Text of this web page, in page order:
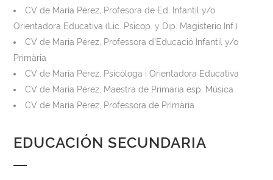
CV de María Pérez, Profesora de Ed. Infantil y/o
Orientadora Educativa (Lic. Psicop. y Dip. Magisterio Inf.)
CV de María Pérez, Professora d’Educació Infantil y/o
Primària
CV de María Pérez, Psicòloga i Orientadora Educativa
CV de María Pérez, Maestra de Primaria esp. Música
CV de María Pérez, Professora de Primària
EDUCACIÓN SECUNDARIA